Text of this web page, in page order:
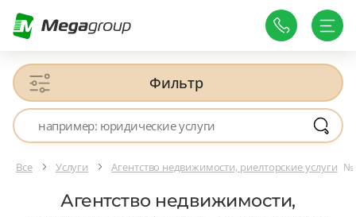
Фильтр
Все Услуги Агентство недвижимости, риелторские услуги №
Агентство недвижимости,